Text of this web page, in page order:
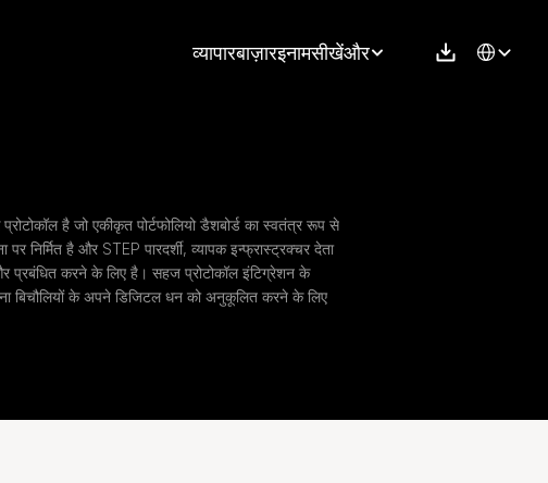
व्यापारबाज़ारइनामसीखेंऔर Select
है जो एकीकृत पोर्टफोलियो डैशबोर्ड का स्वतंत्र रूप से
निर्मित है और STEP पारदर्शी, व्यापक इन्फ्रास्ट्रक्चर देता
प्रबंधित करने के लिए है। सहज प्रोटोकॉल इंटिग्रेशन के
बिचौलियों के अपने डिजिटल धन को अनुकूलित करने के लिए